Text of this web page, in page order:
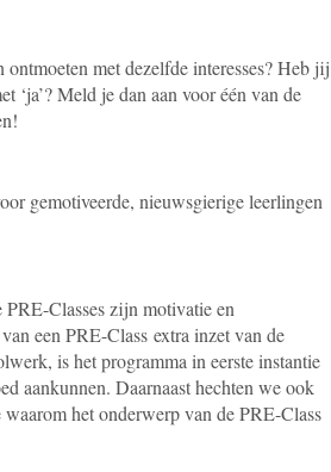
met dezelfde interesses? Heb jij
‘ja’? Meld je dan aan voor één van de
gemotiveerde, nieuwsgierige leerlingen
Classes zijn motivatie en
een PRE-Class extra inzet van de
is het programma in eerste instantie
aankunnen. Daarnaast hechten we ook
het onderwerp van de PRE-Class